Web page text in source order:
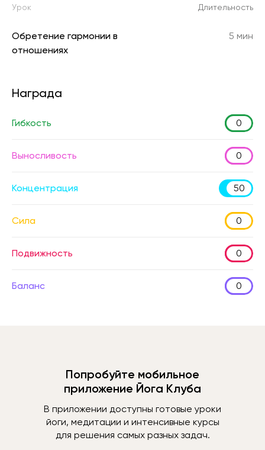
Урок Длительность
Обретение гармонии в
отношениях
5 мин
Награда
Гибкость 0
Выносливость 0
Концентрация 50
Сила 0
Подвижность 0
Баланс 0
Попробуйте мобильное
приложение Йога Клуба
В приложении доступны готовые уроки
йоги, медитации и интенсивные курсы
для решения самых разных задач.